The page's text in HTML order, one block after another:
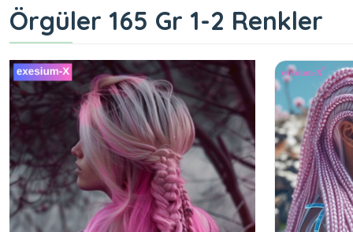
Örgüler 165 Gr 1-2 Renkler